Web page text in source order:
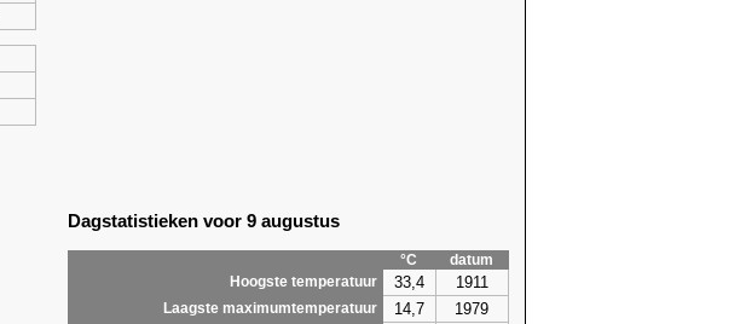
Dagstatistieken voor 9 augustus
°C
datum
Hoogste temperatuur
33,4 1911
Laagste maximumtemperatuur 14,7 1979